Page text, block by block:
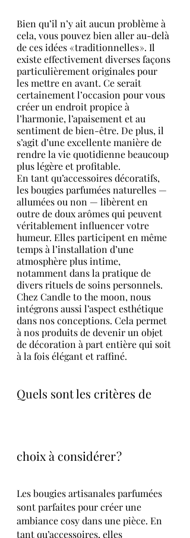
Bien qu’il n’y ait aucun problème à
cela, vous pouvez bien aller au-delà
de ces idées « traditionnelles ». Il
existe effectivement diverses façons
particulièrement originales pour
les mettre en avant. Ce serait
certainement l’occasion pour vous
créer un endroit propice à
l’harmonie, l’apaisement et au
sentiment de bien-être. De plus, il
s’agit d’une excellente manière de
rendre la vie quotidienne beaucoup
plus légère et profitable.
En tant qu’accessoires décoratifs,
les bougies parfumées naturelles —
allumées ou non — libèrent en
outre de doux arômes qui peuvent
véritablement influencer votre
humeur. Elles participent en même
temps à l’installation d’une
atmosphère plus intime,
notamment dans la pratique de
divers rituels de soins personnels.
Chez Candle to the moon, nous
intégrons aussi l’aspect esthétique
dans nos conceptions. Cela permet
à nos produits de devenir un objet
de décoration à part entière qui soit
à la fois élégant et raffiné.
Quels sont les critères de
choix à considérer ?
Les bougies artisanales parfumées
sont parfaites pour créer une
ambiance cosy dans une pièce. En
tant qu’accessoires, elles